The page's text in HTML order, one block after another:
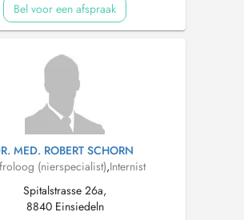
Bel voor een afspraak
MED. ROBERT SCHORN
(nierspecialist),Internist
Spitalstrasse 26a,
8840 Einsiedeln